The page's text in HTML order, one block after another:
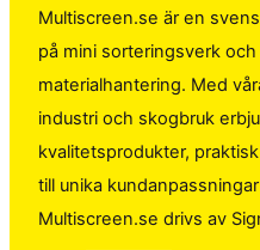
Multiscreen.se är en
på mini sorteringsverk
materialhantering. Med
industri och skogbruk
kvalitetsprodukter,
till unika
Multiscreen.se drivs av